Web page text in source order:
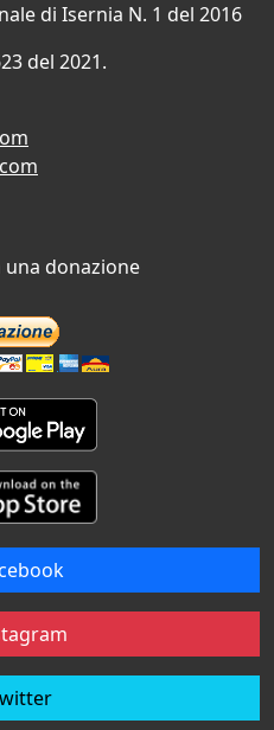
di Isernia N. 1 del 2016
del 2021.
una donazione